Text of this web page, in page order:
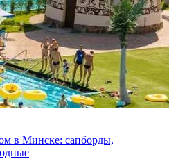
в Минске: сапборды,